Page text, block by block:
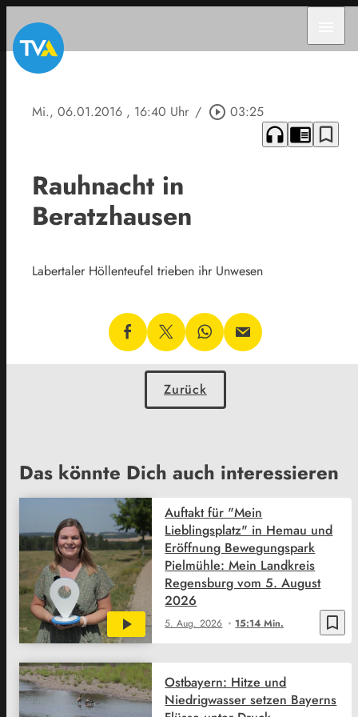
Mi., 06.01.2016 , 16:40 Uhr / play_circle_outline 03:25
headphones chrome_reader_mode bookmark_border
Rauhnacht in
Beratzhausen
Labertaler Höllenteufel trieben ihr Unwesen
Zurück
Das könnte Dich auch interessieren
bookmark_border
5. Aug. 2026 15:14 Min.
Auftakt für "Mein
Lieblingsplatz" in Hemau und
Eröffnung Bewegungspark
Pielmühle: Mein Landkreis
Regensburg vom 5. August
2026
Ostbayern: Hitze und
Niedrigwasser setzen Bayerns